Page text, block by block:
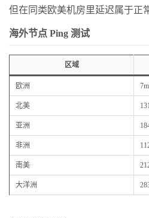
但在同类欧美机房里延迟属于正
海外节点 Ping 测试
区域
欧洲
北美
亚洲
非洲
南美
大洋洲